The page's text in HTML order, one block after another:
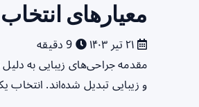
معیارهای
مقدمه جراحی‌های زیبایی به
و زیبایی تبدیل شده‌اند. انتخاب